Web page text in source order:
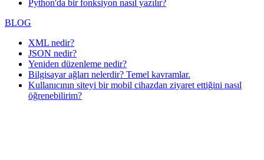
Python'da bir fonksiyon nasıl yazılır?
BLOG
XML nedir?
JSON nedir?
Yeniden düzenleme nedir?
Bilgisayar ağları nelerdir? Temel kavramlar.
Kullanıcının siteyi bir mobil cihazdan ziyaret ettiğini nasıl
öğrenebilirim?